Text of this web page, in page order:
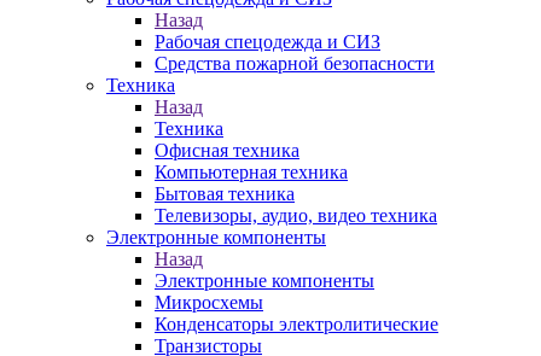
Назад
Рабочая спецодежда и СИЗ
Средства пожарной безопасности
Техника
Назад
Техника
Офисная техника
Компьютерная техника
Бытовая техника
Телевизоры, аудио, видео техника
Электронные компоненты
Назад
Электронные компоненты
Микросхемы
Конденсаторы электролитические
Транзисторы